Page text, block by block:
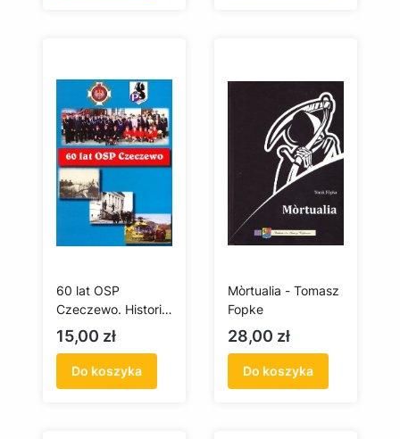
60 lat OSP
Czeczewo. Historia
i teraźniejszość
Cena
15,00 zł
Do koszyka
Mòrtualia - Tomasz
Fopke
Cena
28,00 zł
Do koszyka